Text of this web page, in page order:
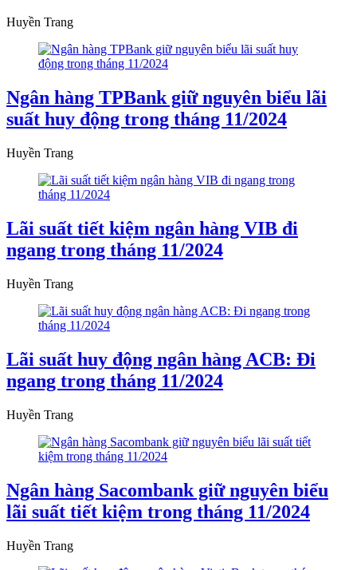
Huyền Trang
Ngân hàng TPBank giữ nguyên biểu lãi
suất huy động trong tháng 11/2024
Huyền Trang
Lãi suất tiết kiệm ngân hàng VIB đi
ngang trong tháng 11/2024
Huyền Trang
Lãi suất huy động ngân hàng ACB: Đi
ngang trong tháng 11/2024
Huyền Trang
Ngân hàng Sacombank giữ nguyên biểu
lãi suất tiết kiệm trong tháng 11/2024
Huyền Trang